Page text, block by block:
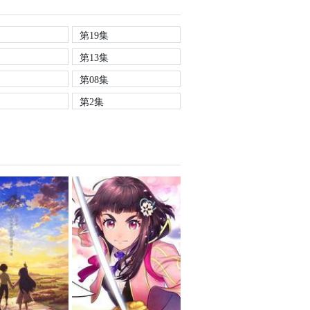
第19集
第13集
第08集
第2集